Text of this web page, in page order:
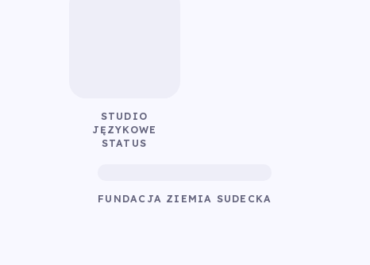
STUDIO
JĘZYKOWE
STATUS
FUNDACJA ZIEMIA SUDECKA